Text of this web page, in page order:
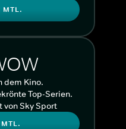
MTL.
dem Kino.
Top-Serien.
Sky Sport